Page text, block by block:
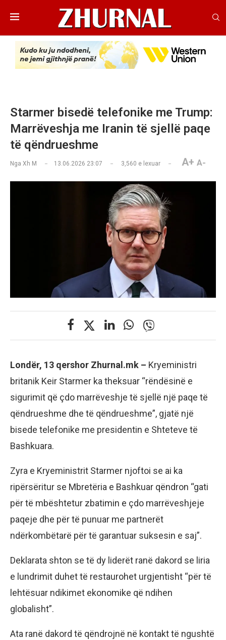
Starmer bisedë telefonike me Trump:
Marrëveshja me Iranin të sjellë paqe
të qëndrueshme
Nga Xh M 13.06.2026 23:07 3,560 e lexuar A+ A-
Londër, 13 qershor Zhurnal.mk – Kryeministri
britanik Keir Starmer ka theksuar “rëndësinë e
sigurimit që çdo marrëveshje të sjellë një paqe të
qëndrueshme dhe të qëndrueshme”, gjatë një
bisede telefonike me presidentin e Shteteve të
Bashkuara.
Zyra e Kryeministrit Starmer njoftoi se ai ka
ripërsëritur se Mbretëria e Bashkuar qëndron “gati
për të mbështetur zbatimin e çdo marrëveshjeje
paqeje dhe për të punuar me partnerët
ndërkombëtarë për të garantuar suksesin e saj”.
Deklarata shton se të dy liderët ranë dakord se liria
e lundrimit duhet të restaurohet urgjentisht “për të
lehtësuar ndikimet ekonomike që ndihen
globalisht”.
Ata ranë dakord të qëndrojnë në kontakt të ngushtë